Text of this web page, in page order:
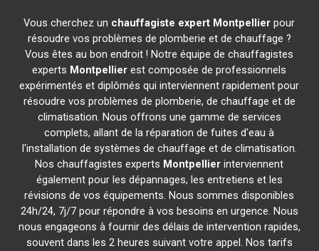
Vous cherchez un chauffagiste expert Montpellier pour
résoudre vos problèmes de plomberie et de chauffage ?
Vous êtes au bon endroit ! Notre équipe de chauffagistes
experts Montpellier est composée de professionnels
expérimentés et diplômés qui interviennent rapidement pour
résoudre vos problèmes de plomberie, de chauffage et de
climatisation. Nous offrons une gamme de services
complets, allant de la réparation de fuites d'eau à
l'installation de systèmes de chauffage et de climatisation.
Nos chauffagistes experts Montpellier interviennent
également pour les dépannages, les entretiens et les
révisions de vos équipements. Nous sommes disponibles
24h/24, 7j/7 pour répondre à vos besoins en urgence. Nous
nous engageons à fournir des délais de intervention rapides,
souvent dans les 2 heures suivant votre appel. Nos tarifs